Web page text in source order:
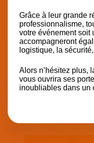
Grâce à leur grande
professionnalisme,
votre événement soit
accompagneront
logistique, la
Alors n’hésitez plus,
vous ouvrira ses
inoubliables dans un